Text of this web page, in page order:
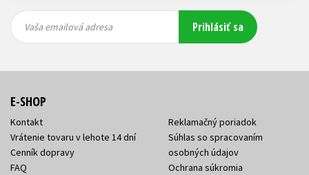
emailová
emailová
Vaša emailová adresa Prihlásiť sa
E-SHOP
Kontakt
Vrátenie tovaru v lehote 14 dní
Cenník dopravy
FAQ
Reklamačný poriadok
Súhlas so spracovaním
osobných údajov
Ochrana súkromia